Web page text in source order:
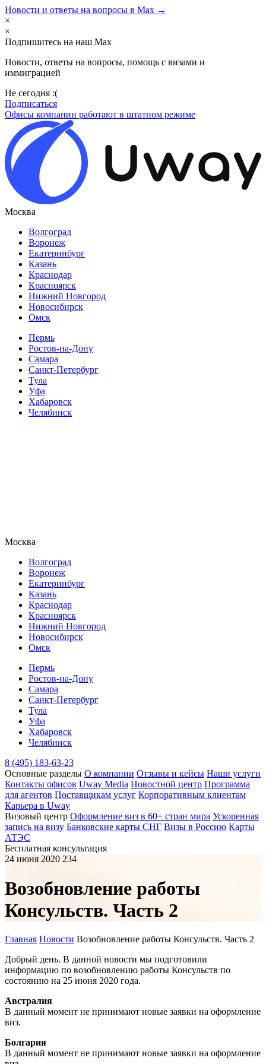
Новости и ответы на вопросы в Max →
×
×
Подпишитесь на наш Max
Новости, ответы на вопросы, помощь с визами и
иммиграцией
Не сегодня :(
Подписаться
Офисы компании работают в штатном режиме
Москва
Волгоград
Воронеж
Екатеринбург
Казань
Краснодар
Красноярск
Нижний Новгород
Новосибирск
Омск
Пермь
Ростов-на-Дону
Самара
Санкт-Петербург
Тула
Уфа
Хабаровск
Челябинск
Москва
Волгоград
Воронеж
Екатеринбург
Казань
Краснодар
Красноярск
Нижний Новгород
Новосибирск
Омск
Пермь
Ростов-на-Дону
Самара
Санкт-Петербург
Тула
Уфа
Хабаровск
Челябинск
8 (495) 183-63-23
Основные разделы О компании Отзывы и кейсы Наши услуги
Контакты офисов Uway Media Новостной центр Программа
для агентов Поставщикам услуг Корпоративным клиентам
Карьера в Uway
Визовый центр Оформление виз в 60+ стран мира Ускоренная
запись на визу Банковские карты СНГ Визы в Россию Карты
АТЭС
Бесплатная консультация
24 июня 2020 234
Возобновление работы
Консульств. Часть 2
Главная Новости Возобновление работы Консульств. Часть 2
Добрый день. В данной новости мы подготовили
информацию по возобновлению работы Консульств по
состоянию на 25 июня 2020 года.
Австралия
В данный момент не принимают новые заявки на оформление
виз.
Болгария
В данный момент не принимают новые заявки на оформление